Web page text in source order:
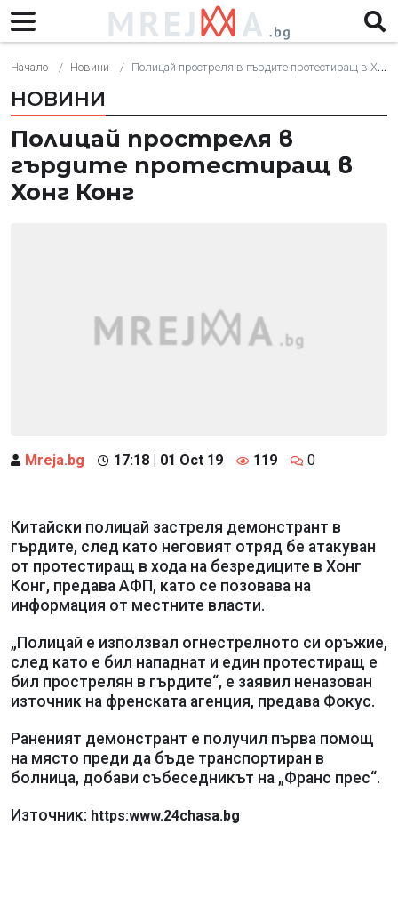
Начало Новини Полицай простреля в гърдите протестиращ в Хонг Конг
НОВИНИ
Полицай простреля в
гърдите протестиращ в
Хонг Конг
Mreja.bg 17:18 | 01 Oct 19 119 0
Китайски полицай застреля демонстрант в
гърдите, след като неговият отряд бе атакуван
от протестиращ в хода на безредиците в Хонг
Конг, предава АФП, като се позовава на
информация от местните власти.
„Полицай е използвал огнестрелното си оръжие,
след като е бил нападнат и един протестиращ е
бил прострелян в гърдите“, е заявил неназован
източник на френската агенция, предава Фокус.
Раненият демонстрант е получил първа помощ
на място преди да бъде транспортиран в
болница, добави събеседникът на „Франс прес“.
Източник: https:www.24chasa.bg